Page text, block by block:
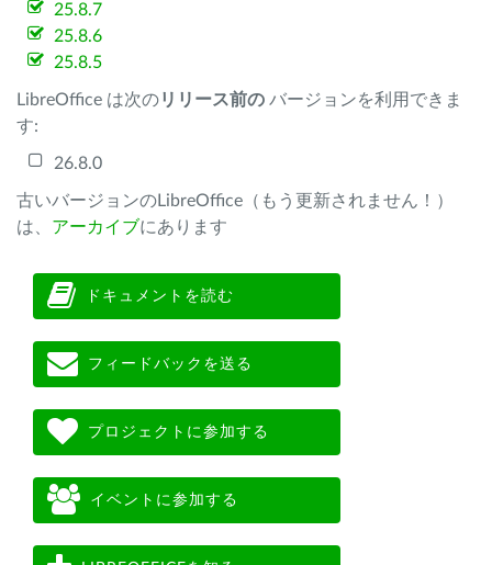
25.8.7
25.8.6
25.8.5
LibreOffice は次のリリース前の バージョンを利用できま
す:
26.8.0
古いバージョンのLibreOffice（もう更新されません！）
は、 アーカイブにあります
ドキュメントを読む
フィードバックを送る
プロジェクトに参加する
イベントに参加する